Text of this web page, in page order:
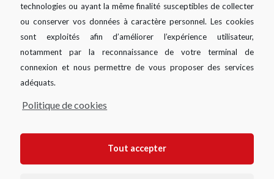
technologies ou ayant la même finalité susceptibles de collecter
ou conserver vos données à caractère personnel. Les cookies
sont exploités afin d’améliorer l’expérience utilisateur,
notamment par la reconnaissance de votre terminal de
connexion et nous permettre de vous proposer des services
adéquats.
Politique de cookies
Tout accepter